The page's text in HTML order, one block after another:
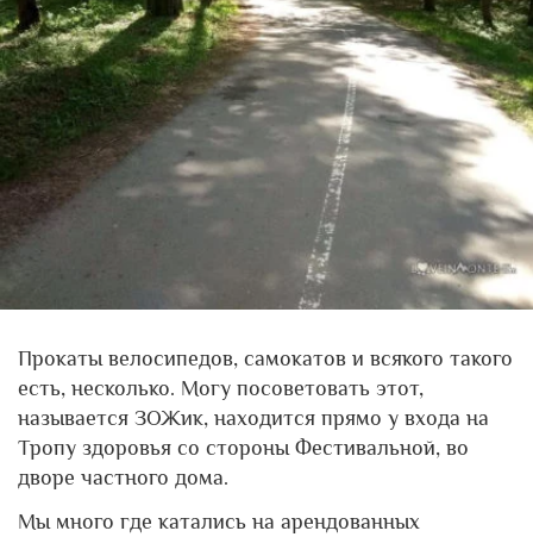
Прокаты велосипедов, самокатов и всякого такого
есть, несколько. Могу посоветовать этот,
называется ЗОЖик, находится прямо у входа на
Тропу здоровья со стороны Фестивальной, во
дворе частного дома.
Мы много где катались на арендованных